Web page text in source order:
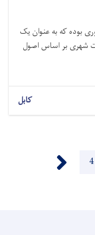
بوده که به عنوان یک
شهری بر اساس اصول
کابل
Page
4